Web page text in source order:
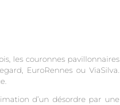
les couronnes pavillonnaires
EuroRennes ou ViaSilva.
d’un désordre par une